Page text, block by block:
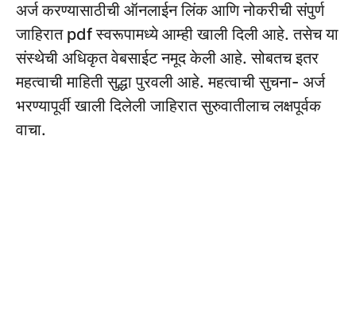
अर्ज करण्यासाठीची ऑनलाईन लिंक आणि नोकरीची संपुर्ण
जाहिरात pdf स्वरूपामध्ये आम्ही खाली दिली आहे. तसेच या
संस्थेची अधिकृत वेबसाईट नमूद केली आहे. सोबतच इतर
महत्वाची माहिती सुद्धा पुरवली आहे. महत्वाची सुचना- अर्ज
भरण्यापूर्वी खाली दिलेली जाहिरात सुरुवातीलाच लक्षपूर्वक
वाचा.